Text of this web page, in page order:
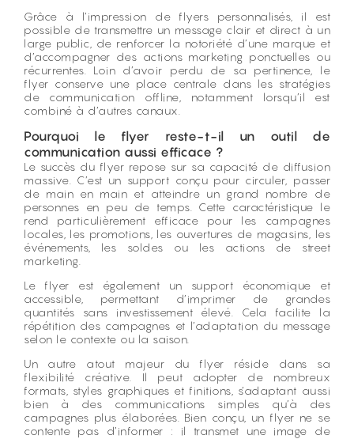
Grâce à l’impression de flyers personnalisés, il est
possible de transmettre un message clair et direct à un
large public, de renforcer la notoriété d’une marque et
d’accompagner des actions marketing ponctuelles ou
récurrentes. Loin d’avoir perdu de sa pertinence, le
flyer conserve une place centrale dans les stratégies
de communication offline, notamment lorsqu’il est
combiné à d’autres canaux.
Pourquoi le flyer reste-t-il un outil de
communication aussi efficace ?
Le succès du flyer repose sur sa capacité de diffusion
massive. C’est un support conçu pour circuler, passer
de main en main et atteindre un grand nombre de
personnes en peu de temps. Cette caractéristique le
rend particulièrement efficace pour les campagnes
locales, les promotions, les ouvertures de magasins, les
événements, les soldes ou les actions de street
marketing.
Le flyer est également un support économique et
accessible, permettant d’imprimer de grandes
quantités sans investissement élevé. Cela facilite la
répétition des campagnes et l’adaptation du message
selon le contexte ou la saison.
Un autre atout majeur du flyer réside dans sa
flexibilité créative. Il peut adopter de nombreux
formats, styles graphiques et finitions, s’adaptant aussi
bien à des communications simples qu’à des
campagnes plus élaborées. Bien conçu, un flyer ne se
contente pas d’informer : il transmet une image de